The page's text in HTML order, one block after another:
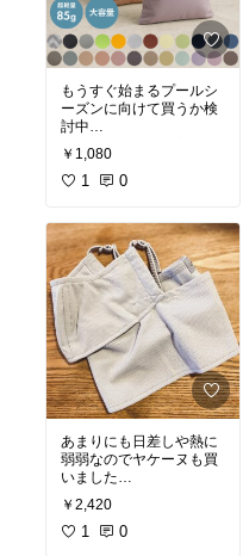
もうすぐ始まるプールシ
ーズンに向けて買うか検
#お買い物メモ
品
￥1,080
1 0
あまりにも日差しや熱に
弱弱なのでヤケーヌも買
いました
黒ずくめと熱こもりを避
けてライトグレーにしま
したが、思ってたよりは
￥2,420
1 0